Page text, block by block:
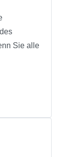
Sie alle